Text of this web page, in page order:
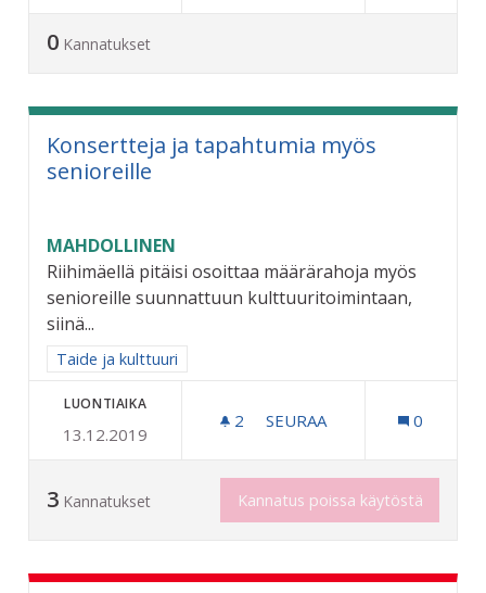
0 Kannatukset
Konsertteja ja tapahtumia myös
senioreille
MAHDOLLINEN
Riihimäellä pitäisi osoittaa määrärahoja myös
senioreille suunnattuun kulttuuritoimintaan,
siinä...
Rajaa tulokset aihepiirin mukaan: Taide ja kulttuuri
Taide ja kulttuuri
LUONTIAIKA
13.12.2019
2 2 SEURAAJAA
SEURAA 0
3 Kannatukset Kannatus poissa käytöstä